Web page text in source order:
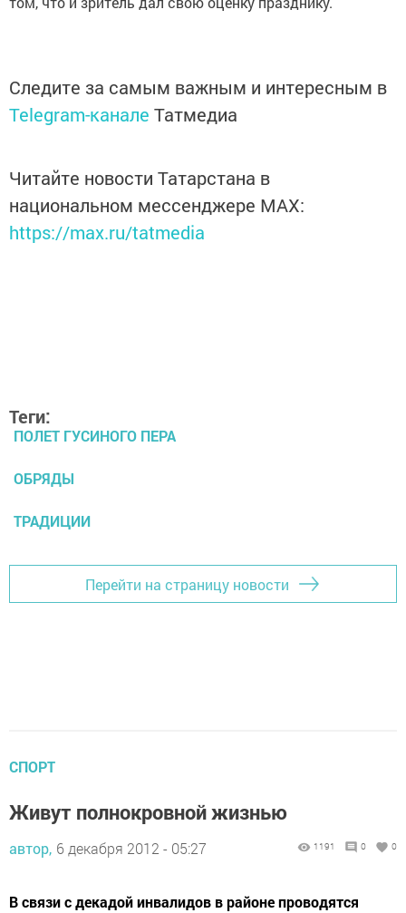
Следите за самым важным и интересным в
Telegram-канале Татмедиа
Читайте новости Татарстана в
национальном мессенджере MАХ:
https://max.ru/tatmedia
Теги:
ПОЛЕТ ГУСИНОГО ПЕРА
ОБРЯДЫ
ТРАДИЦИИ
Перейти на страницу новости
СПОРТ
Живут полнокровной жизнью
автор, 6 декабря 2012 - 05:27 1191 0 0
В связи с декадой инвалидов в районе проводятся